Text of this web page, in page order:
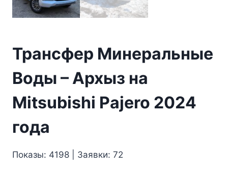
Трансфер Минеральные
Воды – Архыз на
Mitsubishi Pajero 2024
года
Показы: 4198 | Заявки: 72